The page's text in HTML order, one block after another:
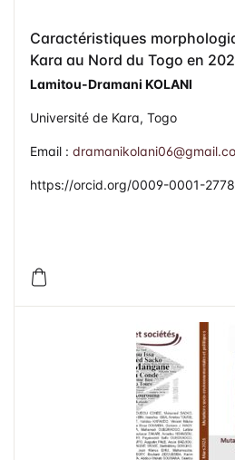
Caractéristiques
Kara au Nord du Togo en
télédétection
Lamitou-Dramani KOLANI
Université de Kara, Togo
Email :
https://orcid.org/0009-0001-